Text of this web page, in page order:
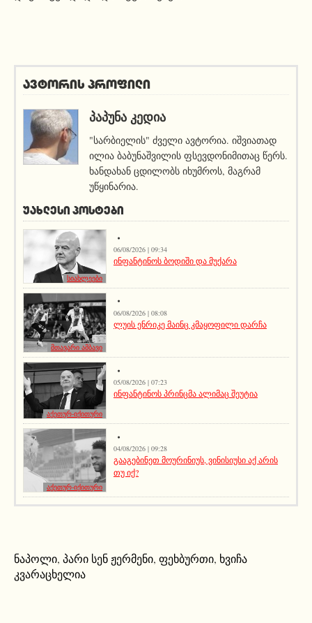
ავტორის პროფილი
ᲞᲐᲞᲣᲜᲐ ᲙᲔᲓᲘᲐ
"სარბიელის" ძველი ავტორია. იშვიათად
ილია ბაბუნაშვილის ფსევდონიმითაც წერს.
ხანდახან ცდილობს იხუმროს, მაგრამ
უწყინარია.
ᲣᲐᲮᲚᲔᲡᲘ ᲞᲝᲡᲢᲔᲑᲘ
სიახლეები
06/08/2026 | 09:34
ინფანტინოს ბოდიში და მუქარა
მთავარი ამბავი
06/08/2026 | 08:08
ლუის ენრიკე მაინც კმაყოფილი დარჩა
აქეთურ-იქითური
05/08/2026 | 07:23
ინფანტინოს პრინცმა ალიმაც შეუტია
აქეთურ-იქითური
04/08/2026 | 09:28
გააგებინეთ მოურინიუს, ვინისიუსი აქ არის
თუ იქ?
ნაპოლი, პარი სენ ჟერმენი, ფეხბურთი, ხვიჩა
კვარაცხელია